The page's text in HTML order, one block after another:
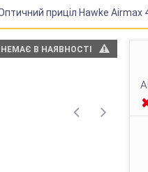
приціл Hawke Airmax
НЕМАЄ В НАЯВНОСТІ